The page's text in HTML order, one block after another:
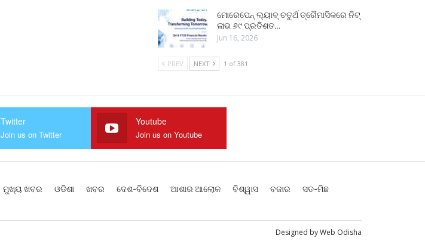
ମୋରେପେନ୍ ଲ୍ୟାବ୍ ଚତୁର୍ଥ ତ୍ରୈମାସିକରେ ନିଟ୍
ଲାଭ ୬୯ ପ୍ରତିଶତ…
Jun 16, 2026
PREV NEXT 1 of 381
Twitter
Join us on Twitter
Youtube
Join us on Youtube
ମୁଖ୍ୟ ଖବର ଓଡିଶା ଖବର ଦେଶ-ବିଦେଶ ଆଶାର ଆଲୋକ ବିଶ୍ୱାସ ବଜାର
ସତ-ମିଛ
Designed byWeb Odisha